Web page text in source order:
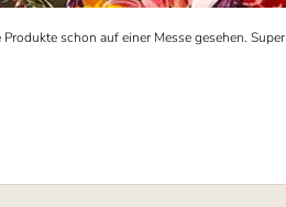
schon auf einer Messe gesehen. Super